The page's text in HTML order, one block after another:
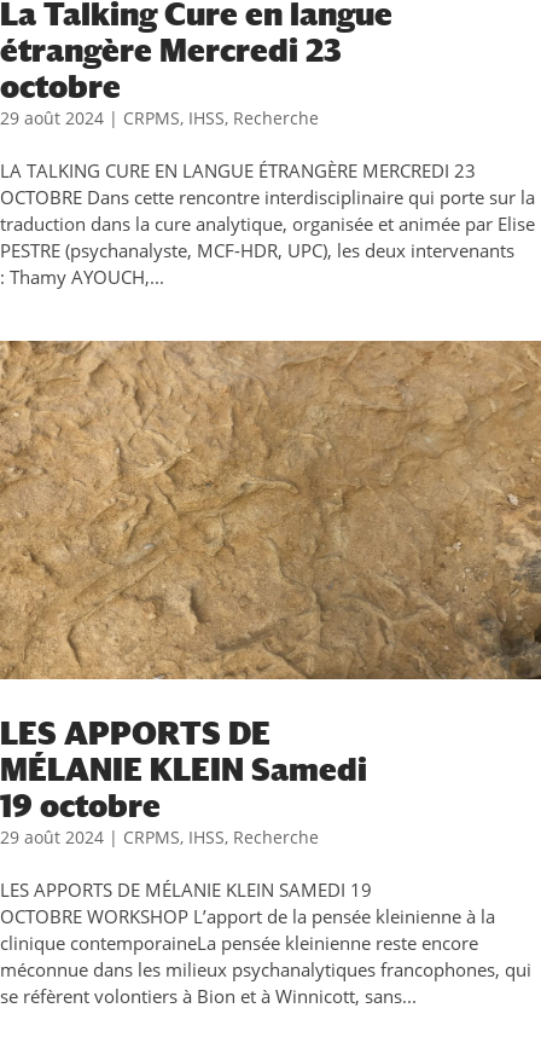
La Talking Cure en langue
étrangère Mercredi 23
octobre
29 août 2024 | CRPMS, IHSS, Recherche
LA TALKING CURE EN LANGUE ÉTRANGÈRE MERCREDI 23
OCTOBRE Dans cette rencontre interdisciplinaire qui porte sur la
traduction dans la cure analytique, organisée et animée par Elise
PESTRE (psychanalyste, MCF-HDR, UPC), les deux intervenants
: Thamy AYOUCH,...
LES APPORTS DE
MÉLANIE KLEIN Samedi
19 octobre
29 août 2024 | CRPMS, IHSS, Recherche
LES APPORTS DE MÉLANIE KLEIN SAMEDI 19
OCTOBRE WORKSHOP L’apport de la pensée kleinienne à la
clinique contemporaineLa pensée kleinienne reste encore
méconnue dans les milieux psychanalytiques francophones, qui
se réfèrent volontiers à Bion et à Winnicott, sans...